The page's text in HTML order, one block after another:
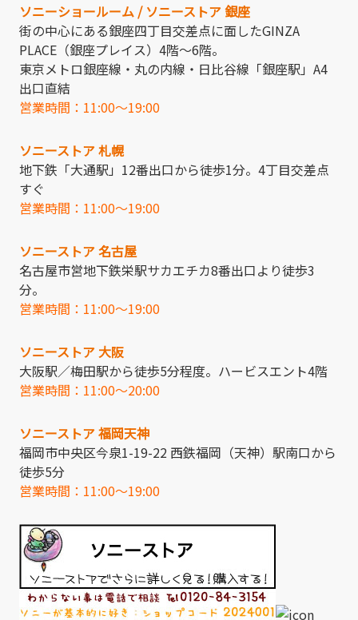
ソニーショールーム / ソニーストア 銀座
街の中心にある銀座四丁目交差点に面したGINZA
PLACE（銀座プレイス）4階～6階。
東京メトロ銀座線・丸の内線・日比谷線「銀座駅」A4
出口直結
営業時間：11:00～19:00
ソニーストア 札幌
地下鉄「大通駅」12番出口から徒歩1分。4丁目交差点
すぐ
営業時間：11:00～19:00
ソニーストア 名古屋
名古屋市営地下鉄栄駅サカエチカ8番出口より徒歩3
分。
営業時間：11:00～19:00
ソニーストア 大阪
大阪駅／梅田駅から徒歩5分程度。ハービスエント4階
営業時間：11:00～20:00
ソニーストア 福岡天神
福岡市中央区今泉1-19-22 西鉄福岡（天神）駅南口から
徒歩5分
営業時間：11:00～19:00